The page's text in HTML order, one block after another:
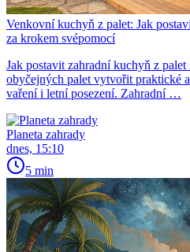
Venkovní kuchyň z palet: Jak
za krokem svépomocí
Jak postavit zahradní kuchyň z
obyčejných palet vytvořit praktické
vaření i letní posezení. Zahradní …
Planeta zahrady
dnes, 15:10
5 min